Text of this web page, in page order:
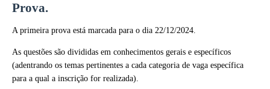
Prova.
A primeira prova está marcada para o dia 22/12/2024.
As questões são divididas em conhecimentos gerais e específicos
(adentrando os temas pertinentes a cada categoria de vaga específica
para a qual a inscrição for realizada).